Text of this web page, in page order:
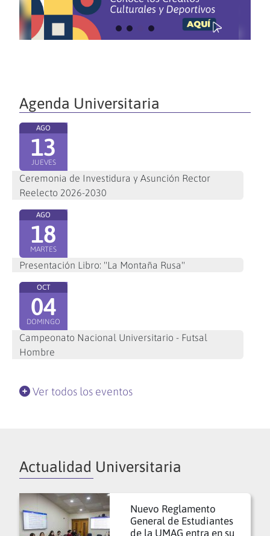
Agenda Universitaria
AGO
13
JUEVES
Ceremonia de Investidura y Asunción Rector
Reelecto 2026-2030
AGO
18
MARTES
Presentación Libro: "La Montaña Rusa"
OCT
04
DOMINGO
Campeonato Nacional Universitario - Futsal
Hombre
Ver todos los eventos
Actualidad Universitaria
Nuevo Reglamento
General de Estudiantes
de la UMAG entra en su